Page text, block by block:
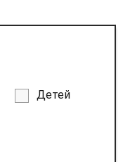
Детей